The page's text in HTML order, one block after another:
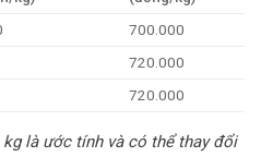
700.000
720.000
720.000
là ước tính và có thể thay đổi